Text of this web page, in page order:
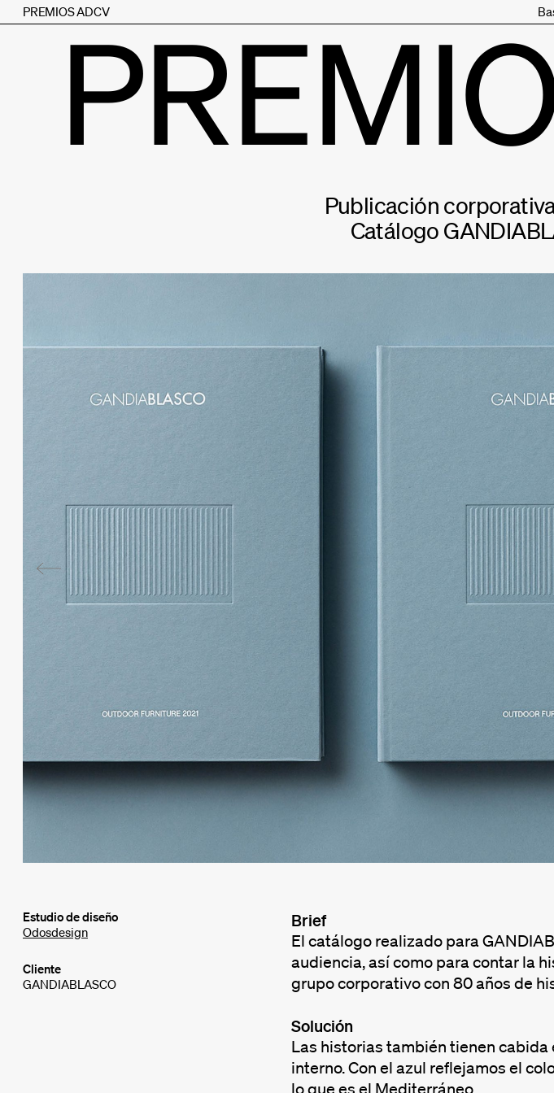
PREMIOS ADCV
Publicación
Catálogo
Estudio de diseño
Odosdesign
Cliente
GANDIABLASCO
Brief
El catálogo realizado para
audiencia, así como para contar la
grupo corporativo con 80 años de
Solución
Las historias también tienen
interno. Con el azul reflejamos el